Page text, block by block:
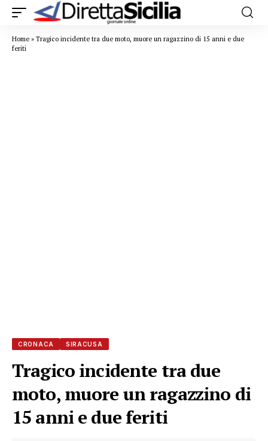
Home » Tragico incidente tra due moto, muore un ragazzino di 15 anni e due
feriti
CRONACA SIRACUSA
Tragico incidente tra due
moto, muore un ragazzino di
15 anni e due feriti